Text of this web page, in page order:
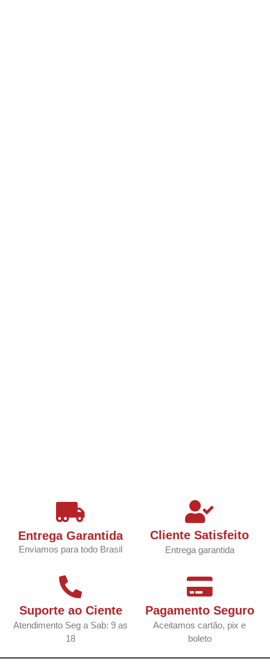
Entrega Garantida
Enviamos para todo Brasil
Cliente Satisfeito
Entrega garantida
Suporte ao Ciente
Atendimento Seg a Sab: 9 as
18
Pagamento Seguro
Aceitamos cartão, pix e
boleto